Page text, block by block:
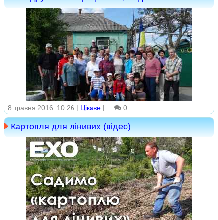
8 травня 2016, 10:26 | Цікаве | 0
Картопля для лінивих (відео)